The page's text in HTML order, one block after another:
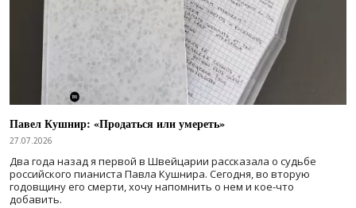
Павел Кушнир: «Продаться или умереть»
27.07.2026
Два года назад я первой в Швейцарии рассказала о судьбе
российского пианиста Павла Кушнира. Сегодня, во вторую
годовщину его смерти, хочу напомнить о нем и кое-что
добавить.